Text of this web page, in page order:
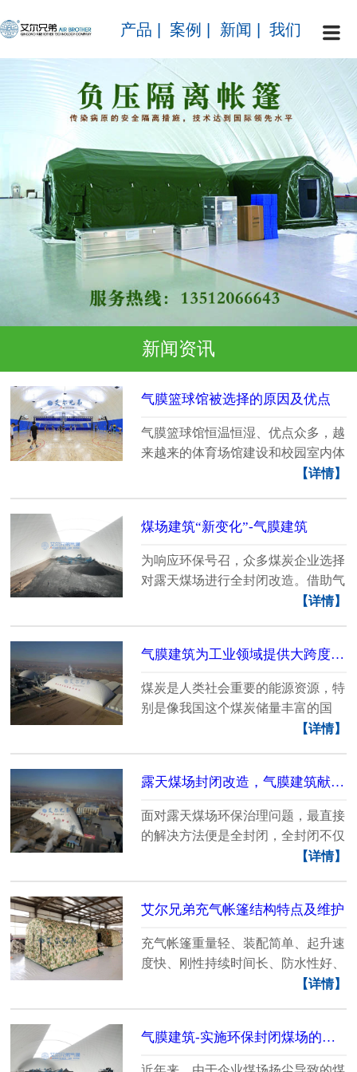
产品 案例 新闻 我们
新闻资讯
气膜篮球馆被选择的原因及优点
气膜篮球馆恒温恒湿、优点众多，越
来越来的体育场馆建设和校园室内体
【详情】
煤场建筑“新变化”-气膜建筑
为响应环保号召，众多煤炭企业选择
对露天煤场进行全封闭改造。借助气
【详情】
气膜建筑为工业领域提供大跨度密闭空间
煤炭是人类社会重要的能源资源，特
别是像我国这个煤炭储量丰富的国
【详情】
露天煤场封闭改造，气膜建筑献“奇招”
面对露天煤场环保治理问题，最直接
的解决方法便是全封闭，全封闭不仅
【详情】
艾尔兄弟充气帐篷结构特点及维护
充气帐篷重量轻、装配简单、起升速
度快、刚性持续时间长、防水性好、
【详情】
气膜建筑-实施环保封闭煤场的新选项